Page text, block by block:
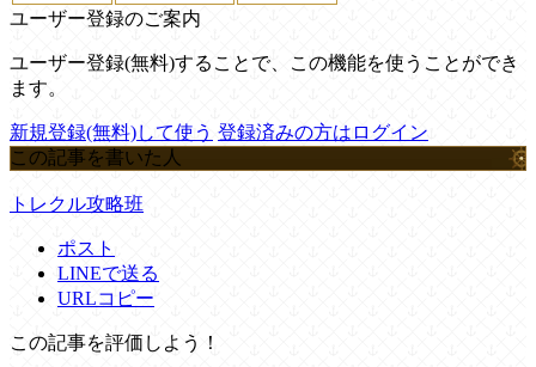
ユーザー登録のご案内
ユーザー登録(無料)することで、この機能を使うことができ
ます。
新規登録(無料)して使う 登録済みの方はログイン
この記事を書いた人
トレクル攻略班
ポスト
LINEで送る
URLコピー
この記事を評価しよう！